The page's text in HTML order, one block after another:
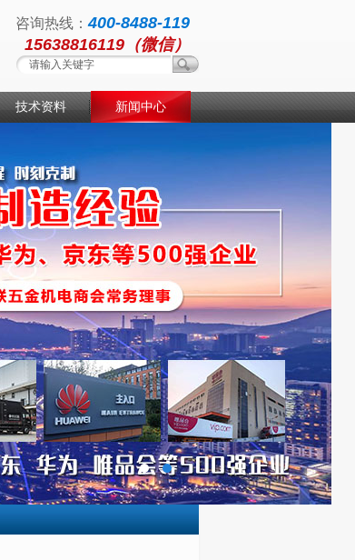
咨询热线：400-8488-119
15638816119（微信）
技术资料 新闻中心